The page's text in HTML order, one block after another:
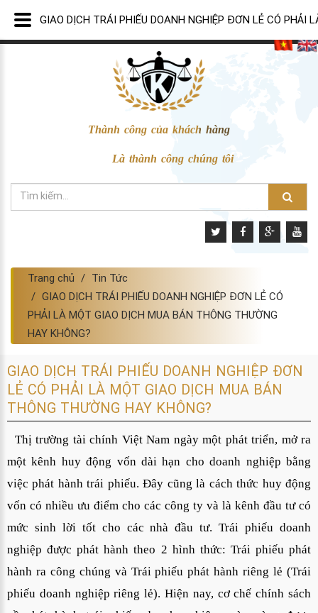
Thành công của khách hàng
Là thành công chúng tôi
Trang chủ
Tin Tức
GIAO DỊCH TRÁI PHIẾU DOANH NGHIỆP ĐƠN LẺ CÓ
PHẢI LÀ MỘT GIAO DỊCH MUA BÁN THÔNG THƯỜNG
HAY KHÔNG?
GIAO DỊCH TRÁI PHIẾU DOANH NGHIỆP ĐƠN
LẺ CÓ PHẢI LÀ MỘT GIAO DỊCH MUA BÁN
THÔNG THƯỜNG HAY KHÔNG?
Thị trường tài chính Việt Nam ngày một phát triển, mở ra
một kênh huy động vốn dài hạn cho doanh nghiệp bằng
việc phát hành trái phiếu. Đây cũng là cách thức huy động
vốn có nhiều ưu điểm cho các công ty và là kênh đầu tư có
mức sinh lời tốt cho các nhà đầu tư. Trái phiếu doanh
nghiệp được phát hành theo 2 hình thức: Trái phiếu phát
hành ra công chúng và Trái phiếu phát hành riêng lẻ (Trái
phiếu doanh nghiệp riêng lẻ). Hiện nay, cơ chế chính sách
GIAO DỊCH TRÁI PHIẾU DOANH NGHIỆP ĐƠN LẺ CÓ PHẢI